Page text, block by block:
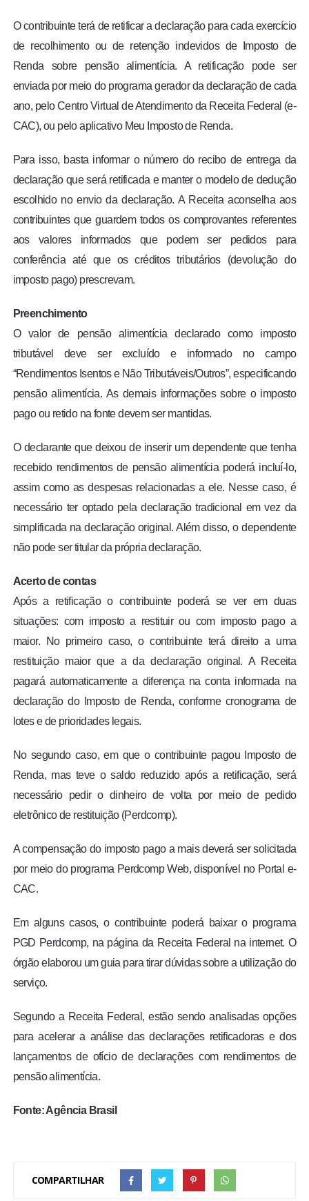
O contribuinte terá de retificar a declaração para cada exercício
de recolhimento ou de retenção indevidos de Imposto de
Renda sobre pensão alimentícia. A retificação pode ser
enviada por meio do programa gerador da declaração de cada
ano, pelo Centro Virtual de Atendimento da Receita Federal (e-
CAC), ou pelo aplicativo Meu Imposto de Renda.
Para isso, basta informar o número do recibo de entrega da
declaração que será retificada e manter o modelo de dedução
escolhido no envio da declaração. A Receita aconselha aos
contribuintes que guardem todos os comprovantes referentes
aos valores informados que podem ser pedidos para
conferência até que os créditos tributários (devolução do
imposto pago) prescrevam.
Preenchimento
O valor de pensão alimentícia declarado como imposto
tributável deve ser excluído e informado no campo
“Rendimentos Isentos e Não Tributáveis/Outros”, especificando
pensão alimentícia. As demais informações sobre o imposto
pago ou retido na fonte devem ser mantidas.
O declarante que deixou de inserir um dependente que tenha
recebido rendimentos de pensão alimentícia poderá incluí-lo,
assim como as despesas relacionadas a ele. Nesse caso, é
necessário ter optado pela declaração tradicional em vez da
simplificada na declaração original. Além disso, o dependente
não pode ser titular da própria declaração.
Acerto de contas
Após a retificação o contribuinte poderá se ver em duas
situações: com imposto a restituir ou com imposto pago a
maior. No primeiro caso, o contribuinte terá direito a uma
restituição maior que a da declaração original. A Receita
pagará automaticamente a diferença na conta informada na
declaração do Imposto de Renda, conforme cronograma de
lotes e de prioridades legais.
No segundo caso, em que o contribuinte pagou Imposto de
Renda, mas teve o saldo reduzido após a retificação, será
necessário pedir o dinheiro de volta por meio de pedido
eletrônico de restituição (Perdcomp).
A compensação do imposto pago a mais deverá ser solicitada
por meio do programa Perdcomp Web, disponível no Portal e-
CAC.
Em alguns casos, o contribuinte poderá baixar o programa
PGD Perdcomp, na página da Receita Federal na internet. O
órgão elaborou um guia para tirar dúvidas sobre a utilização do
serviço.
Segundo a Receita Federal, estão sendo analisadas opções
para acelerar a análise das declarações retificadoras e dos
lançamentos de ofício de declarações com rendimentos de
pensão alimentícia.
Fonte: Agência Brasil
COMPARTILHAR